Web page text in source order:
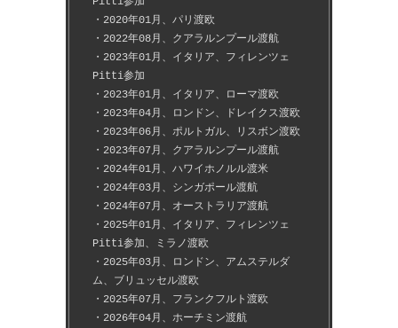
・2020年01月、パリ渡欧
・2022年08月、クアラルンプール渡航
・2023年01月、イタリア、フィレンツェ
Pitti参加
・2023年01月、イタリア、ローマ渡欧
・2023年04月、ロンドン、ドレイクス渡欧
・2023年06月、ポルトガル、リスボン渡欧
・2023年07月、クアラルンプール渡航
・2024年01月、ハワイホノルル渡米
・2024年03月、シンガポール渡航
・2024年07月、オーストラリア渡航
・2025年01月、イタリア、フィレンツェ
Pitti参加、ミラノ渡欧
・2025年03月、ロンドン、アムステルダ
ム、ブリュッセル渡欧
・2025年07月、フランクフルト渡欧
・2026年04月、ホーチミン渡航